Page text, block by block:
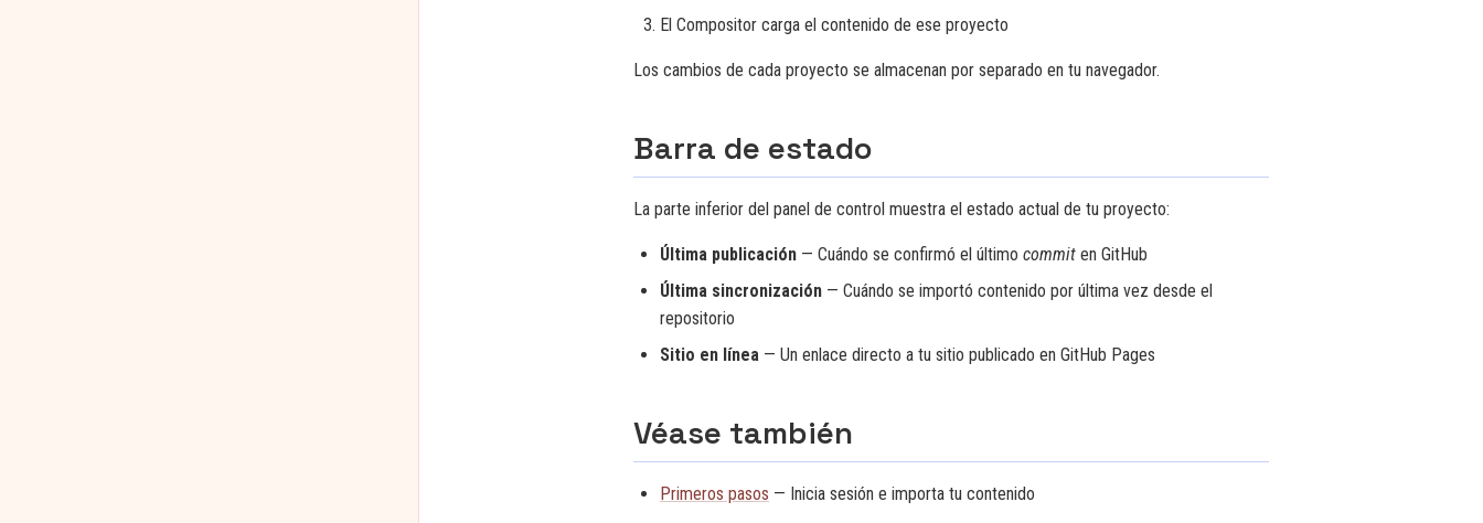
El Compositor carga el contenido de ese proyecto
Los cambios de cada proyecto se almacenan por separado en tu navegador.
Barra de estado
La parte inferior del panel de control muestra el estado actual de tu proyecto:
Última publicación — Cuándo se confirmó el último commit en GitHub
Última sincronización — Cuándo se importó contenido por última vez desde el
repositorio
Sitio en línea — Un enlace directo a tu sitio publicado en GitHub Pages
Véase también
Primeros pasos — Inicia sesión e importa tu contenido